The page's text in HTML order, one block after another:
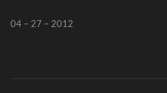
04 – 27 – 2012